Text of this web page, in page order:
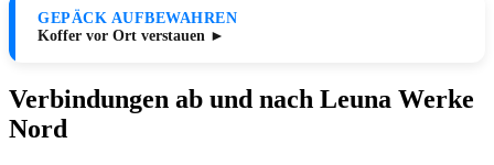
GEPÄCK AUFBEWAHREN
Koffer vor Ort verstauen ►
Verbindungen ab und nach Leuna Werke
Nord